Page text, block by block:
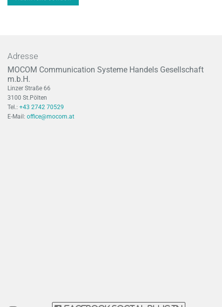
Adresse
MOCOM Communication Systeme Handels Gesellschaft
m.b.H.
Linzer Straße 66
3100 St.Pölten
Tel.: +43 2742 70529
E-Mail: office@mocom.at